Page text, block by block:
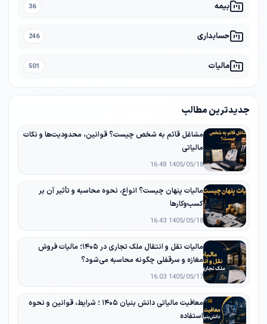
بیمه 36
حسابداری 246
مالیات 501
جدیدترین مطالب
مشاغل قائم به شخص چیست؟ قوانین، محدودیت‌ها و نکات
مالیاتی
1405/05/18 16:48
مالیات پنهان چیست؟ انواع، نحوه محاسبه و تأثیر آن بر
کسب‌وکارها
1405/05/18 16:43
مالیات نقل و انتقال ملک تجاری در ۱۴۰۵؛ مالیات فروش
مغازه و سرقفلی چگونه محاسبه می‌شود؟
1405/05/17 16:03
معافیت مالیاتی دانش‌ بنیان ۱۴۰۵ ؛ شرایط، قوانین و نحوه
استفاده